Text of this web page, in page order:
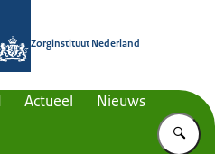
Zorginstituut Nederland
Actueel Nieuws